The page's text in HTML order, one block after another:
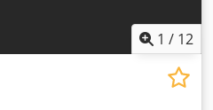
1 / 12